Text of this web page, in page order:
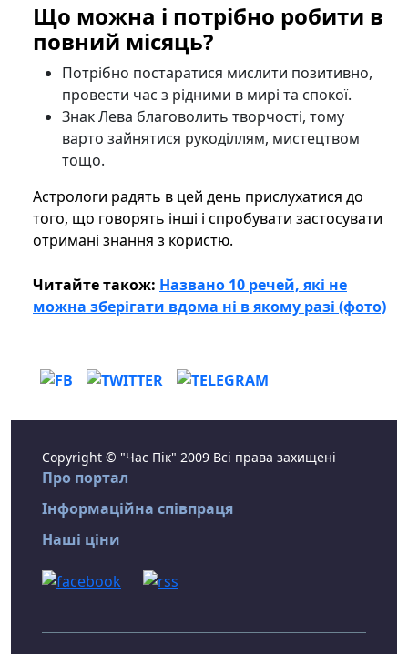
Що можна і потрібно робити в
повний місяць?
Потрібно постаратися мислити позитивно,
провести час з рідними в мирі та спокої.
Знак Лева благоволить творчості, тому
варто зайнятися рукоділлям, мистецтвом
тощо.
Астрологи радять в цей день прислухатися до
того, що говорять інші і спробувати застосувати
отримані знання з користю.
Читайте також: Названо 10 речей, які не
можна зберігати вдома ні в якому разі (фото)
Copyright © "Час Пік" 2009 Всі права захищені
Про портал
Інформаційна співпраця
Наші ціни